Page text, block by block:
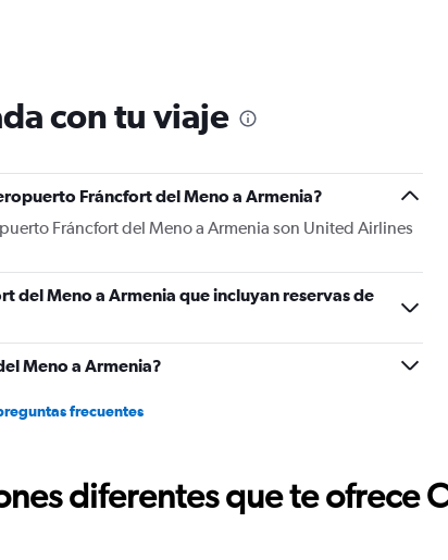
Y
Number
of
flights.
0
to
18.
con tu viaje
Fráncfort del Meno a Armenia?
Fráncfort del Meno a Armenia son United Airlines
del Meno a Armenia que incluyan reservas de
Meno a Armenia?
frecuentes
diferentes que te ofrece